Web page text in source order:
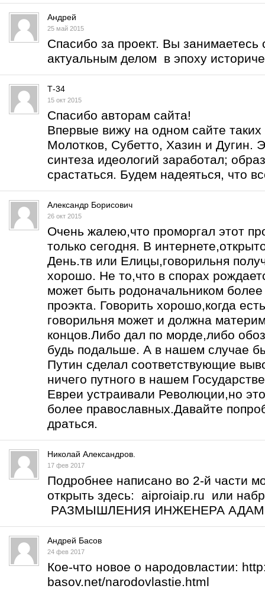
Андрей
25 май 2015
Спасибо за проект. Вы
актуальным делом в эпоху
Т-34
15 окт 2015
Спасибо авторам сайта!
Впервые вижу на одном сайте
Молотков, Субетто, Хазин и Дугин.
синтеза идеологий заработал;
срастаться. Будем надеяться, что
Александр Борисович
26 окт 2015
Очень жалею,что проморгал этот
только сегодня. В
День.тв или Елицы,говорильня
хорошо. Не то,что в спорах
может быть родоначальником более
проэкта. Говорить хорошо,когда
говорильня может и должна
концов.Либо дал по морде,либо
будь подальше. А в нашем случае
Путин сделал соответствующие
ничего путного в нашем
Евреи устраивали Революции,но
более православных.Давайте
драться.
Николай Александров.
17 фев 2017
Подробнее написано во 2-й части
открыть здесь: aiproiaip.ru или
РАЗМЫШЛЕНИЯ ИНЖЕНЕРА
Андрей Басов
24 фев 2017
Кое-что новое о народовластии:
basov.net/narodovlastie.html